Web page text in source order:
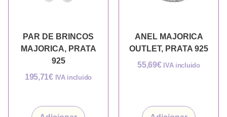
PAR DE BRINCOS
MAJORICA, PRATA
925
195,71€ IVA incluido
ANEL MAJORICA
OUTLET, PRATA 925
55,69€ IVA incluido